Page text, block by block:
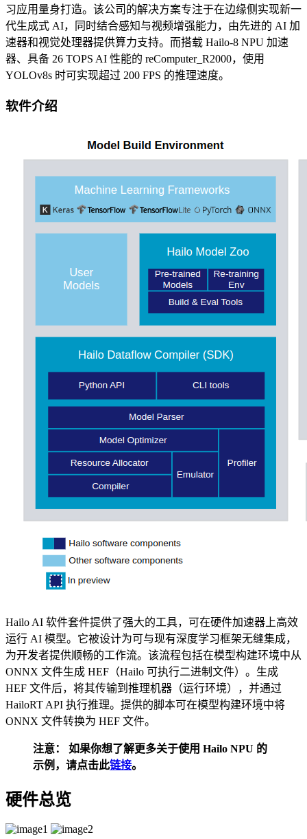
习应用量身打造。该公司的解决方案专注于在边缘侧实现新一
代生成式 AI，同时结合感知与视频增强能力，由先进的 AI 加
速器和视觉处理器提供算力支持。而搭载 Hailo-8 NPU 加速
器、具备 26 TOPS AI 性能的 reComputer_R2000，使用
YOLOv8s 时可实现超过 200 FPS 的推理速度。
软件介绍
Hailo AI 软件套件提供了强大的工具，可在硬件加速器上高效
运行 AI 模型。它被设计为可与现有深度学习框架无缝集成，
为开发者提供顺畅的工作流。该流程包括在模型构建环境中从
ONNX 文件生成 HEF（Hailo 可执行二进制文件）。生成
HEF 文件后，将其传输到推理机器（运行环境），并通过
HailoRT API 执行推理。提供的脚本可在模型构建环境中将
ONNX 文件转换为 HEF 文件。
注意：
如果你想了解更多关于使用 Hailo NPU 的
示例，请点击此链接。
硬件总览